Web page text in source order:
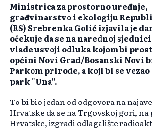
Ministrica za prostorno uređenje,
građevinarstvo i ekologiju
(RS) Srebrenka Golić izjavila je
očekuje da se na narednoj
vlade usvoji odluka kojom bi
općini Novi Grad/Bosanski Novi
Parkom prirode, a koji bi se
park "Una”.
To bi bio jedan od odgovora na
Hrvatske da se na Trgovskoj gori, na
Hrvatske, izgradi odlagalište